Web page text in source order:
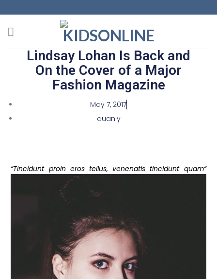
Lindsay Lohan Is Back and
On the Cover of a Major
Fashion Magazine
May 7, 2017
quanly
“Tincidunt proin eros tellus, venenatis tincidunt quam“